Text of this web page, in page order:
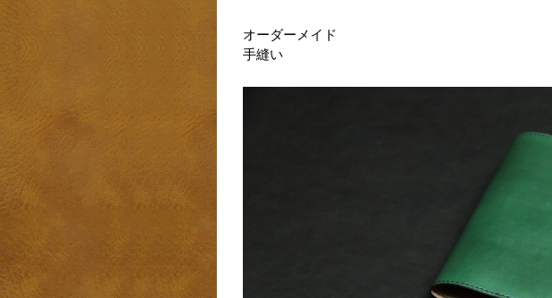
オーダーメイド
手縫い